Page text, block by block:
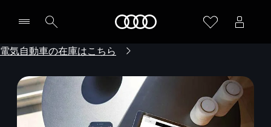
電気自動車の在庫はこちら